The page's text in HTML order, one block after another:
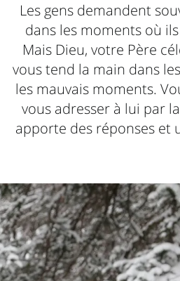
Les gens demandent
dans les moments où
Mais Dieu, votre Père
vous tend la main dans
les mauvais moments.
vous adresser à lui par
apporte des réponses et